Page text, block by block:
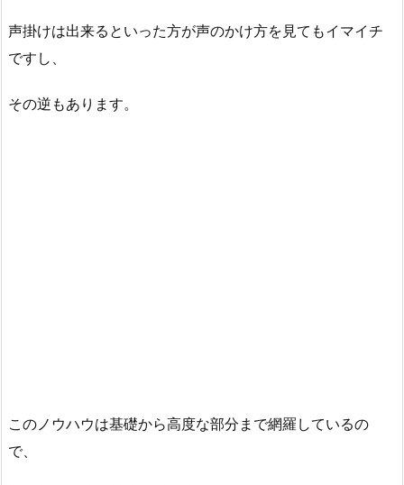
声掛けは出来るといった方が声のかけ方を見てもイマイチ
ですし、
その逆もあります。
このノウハウは基礎から高度な部分まで網羅しているの
で、